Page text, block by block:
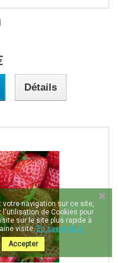
Détails
votre navigation sur ce site,
l'utilisation de Cookies pour
sur le site plus rapide à
visite.En savoir plus.
Accepter